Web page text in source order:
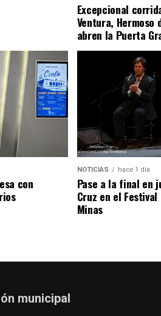
Excepcional
Ventura, Hermoso
abren la Puerta
con
NOTICIAS hace 1 día
Pase a la final en
Cruz en el
Minas
municipal